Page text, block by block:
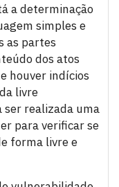
a determinação
simples e
as partes
dos atos
houver indícios
livre
ser realizada uma
para verificar se
forma livre e